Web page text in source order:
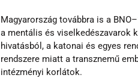
Magyarország továbbra is a
a mentális és viselkedészavarok
hivatásból, a katonai és egyes
rendszere miatt a transznemű
intézményi korlátok.